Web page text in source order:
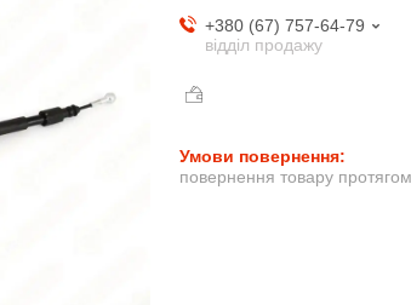
+380 (67) 757-64-79
відділ продажу
повернення товару